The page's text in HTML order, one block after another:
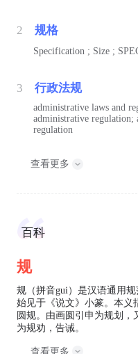
2 规格
Specification ; Size ;
3 行政法规
administrative laws and
administrative
regulation
查看更多
百科
规
规（拼音gui）是汉语通用
始见于《说文》小篆。本义
圆规。由画圆引申为规划，
为规劝，告诫。
查看更多